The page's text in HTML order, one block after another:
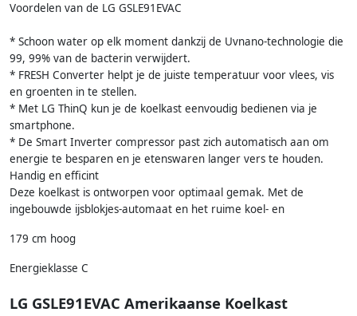
Voordelen van de LG GSLE91EVAC
* Schoon water op elk moment dankzij de Uvnano-technologie die
99, 99% van de bacterin verwijdert.
* FRESH Converter helpt je de juiste temperatuur voor vlees, vis
en groenten in te stellen.
* Met LG ThinQ kun je de koelkast eenvoudig bedienen via je
smartphone.
* De Smart Inverter compressor past zich automatisch aan om
energie te besparen en je etenswaren langer vers te houden.
Handig en efficint
Deze koelkast is ontworpen voor optimaal gemak. Met de
ingebouwde ijsblokjes-automaat en het ruime koel- en
179 cm hoog
Energieklasse C
LG GSLE91EVAC Amerikaanse Koelkast